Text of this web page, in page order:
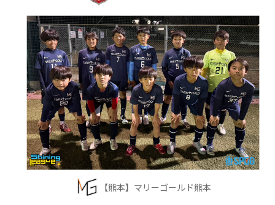
【熊本】マリーゴールド熊本